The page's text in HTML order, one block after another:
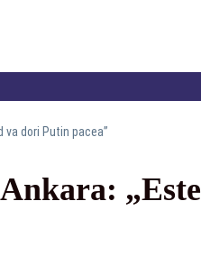
dori Putin pacea”
„Este